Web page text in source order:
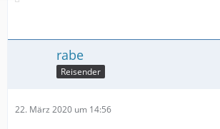
rabe
Reisender
22. März 2020 um 14:56